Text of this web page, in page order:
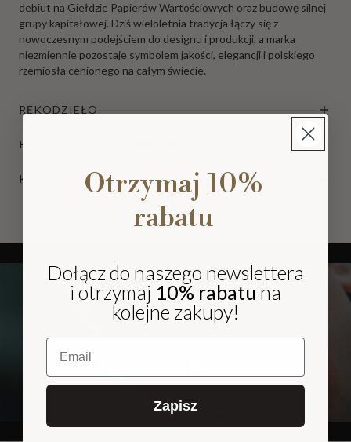
debiut na Giełdzie Papierów Wartościowych oraz budowę silnej
grupy kapitałowej. Dziś wieloletnia tradycja łączy się z
nowoczesnym podejściem do designu i produkcji, a marka
niezmiennie pozostaje symbolem jakości, elegancji i polskiego
rzemiosła cenionego na całym świecie.
RĘKODZIEŁO
PROCES PROJEKTOWANIA
KROSNO DZISIAJOtrzymaj 10%
rabatu
Dołącz do naszego newslettera
i otrzymaj 10% rabatu na
kolejne zakupy!
Email
Zapisz